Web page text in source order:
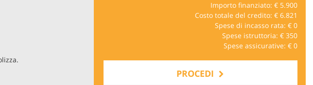
Importo finanziato: € 5.900
Costo totale del credito: € 6.821
Spese di incasso rata: € 0
Spese istruttoria: € 350
Spese assicurative: € 0
PROCEDI